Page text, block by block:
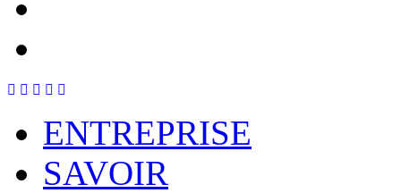
ENTREPRISE
SAVOIR